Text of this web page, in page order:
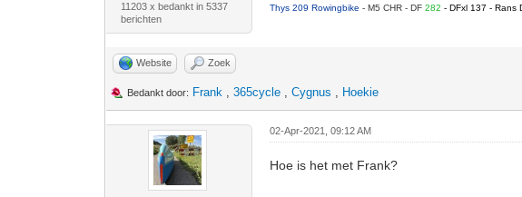
11203 x bedankt in 5337
berichten
Thys 209 Rowingbike- M5 CHR - DF282- DFxl 137 - Rans
Website Zoek
Bedankt door: Frank ,365cycle ,Cygnus , Hoekie
02-Apr-2021, 09:12 AM
Hoe is het met Frank?